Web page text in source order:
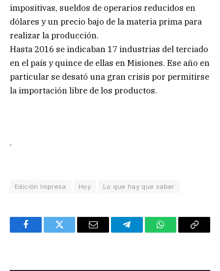
impositivas, sueldos de operarios reducidos en
dólares y un precio bajo de la materia prima para
realizar la producción.
Hasta 2016 se indicaban 17 industrias del terciado
en el país y quince de ellas en Misiones. Ese año en
particular se desató una gran crisis por permitirse
la importación libre de los productos.
.
Edición Impresa Hoy Lo que hay que saber
FacebookTwitter Email TelegramWhatsAppCopy